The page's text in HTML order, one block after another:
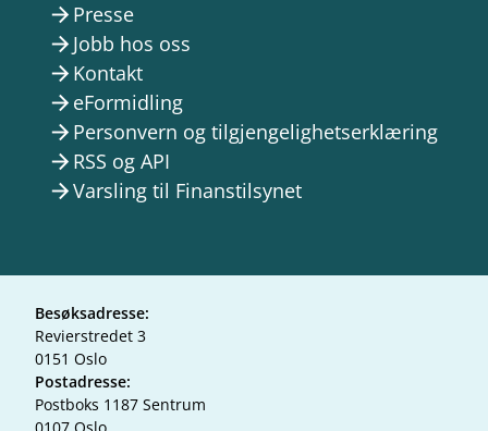
arrow_forward Presse
arrow_forward Jobb hos oss
arrow_forward Kontakt
arrow_forward eFormidling
arrow_forward Personvern og tilgjengelighetserklæring
arrow_forward RSS og API
arrow_forwardVarsling til Finanstilsynet
Besøksadresse:
Revierstredet 3
0151 Oslo
Postadresse:
Postboks 1187 Sentrum